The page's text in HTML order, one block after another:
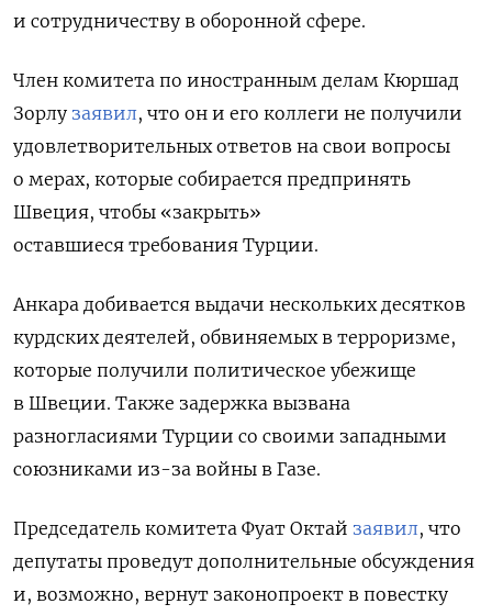
и сотрудничеству в оборонной сфере.
Член комитета по иностранным делам Кюршад
Зорлу заявил, что он и его коллеги не получили
удовлетворительных ответов на свои вопросы
о мерах, которые собирается предпринять
Швеция, чтобы «закрыть»
оставшиеся требования Турции.
Анкара добивается выдачи нескольких десятков
курдских деятелей, обвиняемых в терроризме,
которые получили политическое убежище
в Швеции. Также задержка вызвана
разногласиями Турции со своими западными
союзниками из-за войны в Газе.
Председатель комитета Фуат Октай заявил, что
депутаты проведут дополнительные обсуждения
и, возможно, вернут законопроект в повестку